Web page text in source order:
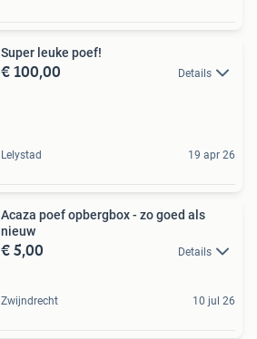
Super leuke poef!
€ 100,00 Details
Lelystad 19 apr 26
Acaza poef opbergbox - zo goed als
nieuw
€ 5,00 Details
Zwijndrecht 10 jul 26